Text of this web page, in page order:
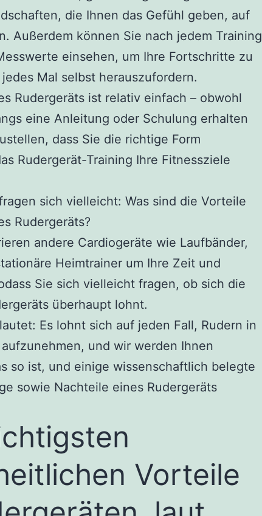
die Ihnen das Gefühl geben, auf
Außerdem können Sie nach jedem Training
einsehen, um Ihre Fortschritte zu
Mal selbst herauszufordern.
Rudergeräts ist relativ einfach – obwohl
eine Anleitung oder Schulung erhalten
dass Sie die richtige Form
Rudergerät-Training Ihre Fitnessziele
sich vielleicht: Was sind die Vorteile
Rudergeräts?
andere Cardiogeräte wie Laufbänder,
Heimtrainer um Ihre Zeit und
Sie sich vielleicht fragen, ob sich die
überhaupt lohnt.
Es lohnt sich auf jeden Fall, Rudern in
und wir werden Ihnen
so ist, und einige wissenschaftlich belegte
sowie Nachteile eines Rudergeräts
Vorteile